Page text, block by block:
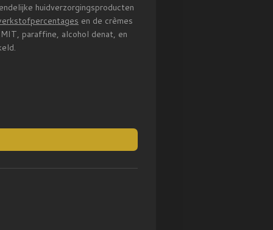
huidverzorgingsproducten
en de crèmes
paraffine, alcohol denat, en